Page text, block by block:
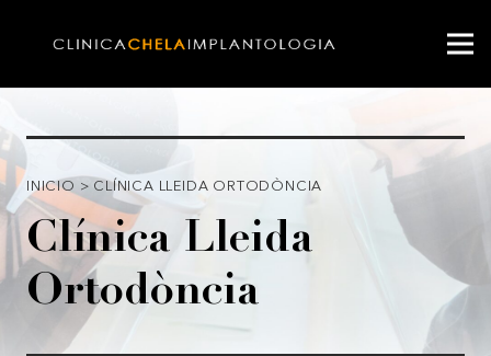
INICIO > CLÍNICA LLEIDA ORTODÒNCIA
Clínica Lleida
Ortodòncia